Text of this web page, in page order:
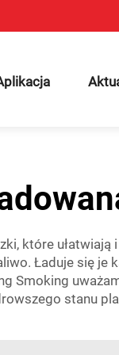
które
Ładuje się
Smoking
stanu